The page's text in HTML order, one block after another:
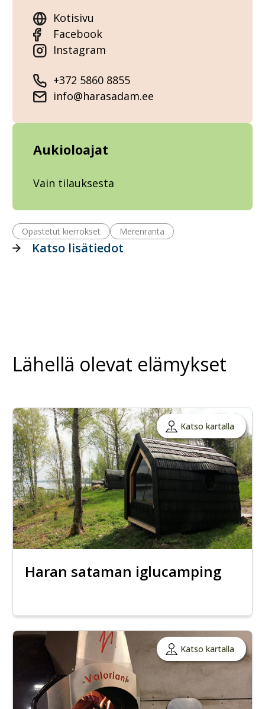
Kotisivu
Facebook
Instagram
+372 5860 8855
info@harasadam.ee
Aukioloajat
Vain tilauksesta
Opastetut kierrokset Merenranta
Katso lisätiedot
Lähellä olevat elämykset
Katso kartalla
Haran sataman iglucamping
Katso kartalla